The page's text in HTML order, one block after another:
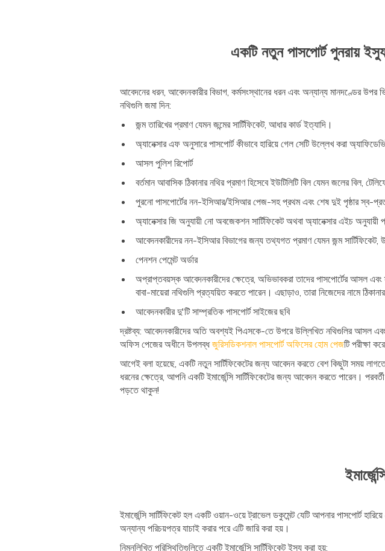
একটি নতুন পাসপোর্ট পুনরায়
আবেদনের ধরন, আবেদনকারীর বিভাগ, কর্মসংস্থানের ধরন এবং অন্যান্য মানদণ্ডের উপর
নথিগুলি জমা দিন:
জন্ম তারিখের প্রমাণ যেমন জন্মের সার্টিফিকেট, আধার কার্ড ইত্যাদি।
অ্যানেক্সার এফ অনুসারে পাসপোর্ট কীভাবে হারিয়ে গেল সেটি উল্লেখ করা
আসল পুলিশ রিপোর্ট
বর্তমান আবাসিক ঠিকানার নথির প্রমাণ হিসেবে ইউটিলিটি বিল যেমন জলের বিল,
পুরনো পাসপোর্টের নন-ইসিআর/ইসিআর পেজ-সহ প্রথম এবং শেষ দুই পৃষ্ঠার স্ব-
অ্যানেক্সার জি অনুযায়ী নো অবজেকশন সার্টিফিকেট অথবা অ্যানেক্সার এইচ অনুযায়ী
আবেদনকারীদের নন-ইসিআর বিভাগের জন্য তথ্যগত প্রমাণ যেমন জন্ম সার্টিফিকেট,
পেনশন পেমেন্ট অর্ডার
অপ্রাপ্তবয়স্ক আবেদনকারীদের ক্ষেত্রে, অভিভাবকরা তাদের পাসপোর্টের আসল
বাবা-মায়েরা নথিগুলি প্রত্যয়িত করতে পারেন। এছাড়াও, তারা নিজেদের নামে
আবেদনকারীর দু'টি সাম্প্রতিক পাসপোর্ট সাইজের ছবি
দ্রষ্টব্য: আবেদনকারীদের অতি অবশ্যই পিএসকে-তে উপরে উল্লিখিত নথিগুলির আসল
অফিস পেজের অধীনে উপলব্ধজুরিসডিকশনাল পাসপোর্ট অফিসের হোম পেজটি পরীক্ষা
আগেই বলা হয়েছে, একটি নতুন সার্টিফিকেটের জন্য আবেদন করতে বেশ কিছুটা সময়
ধরনের ক্ষেত্রে, আপনি একটি ইমার্জেন্সি সার্টিফিকেটের জন্য আবেদন করতে পারেন।
পড়তে থাকুন!
ইমার্জেন্সি সার্টিফিকেট হল একটি ওয়ান-ওয়ে ট্রাভেল ডকুমেন্ট যেটি আপনার পাসপোর্ট
অন্যান্য পরিচয়পত্র যাচাই করার পরে এটি জারি করা হয়।
নিম্নলিখিত পরিস্থিতিগুলিতে একটি ইমার্জেন্সি সার্টিফিকেট ইস্যু করা হয়: